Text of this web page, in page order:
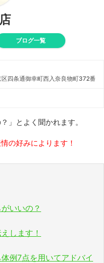
ブログ一覧
四条通御幸町西入奈良物町372番
」とよく聞かれます。
の好みによります！
いいの？
します！
例7点を用いてアドバイ